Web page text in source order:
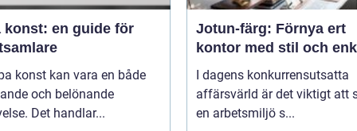
konst: en guide för
konst kan vara en både
och belönande
Det handlar...
Jotun-färg: Förnya ert
kontor med stil och
I dagens konkurrensutsatta
affärsvärld är det viktigt att
en arbetsmiljö s...